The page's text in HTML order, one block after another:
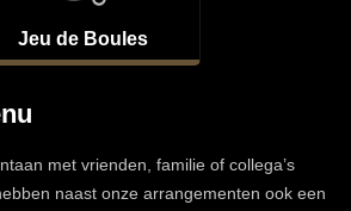
Jeu de Boules
met vrienden, familie of collega’s
naast onze arrangementen ook een